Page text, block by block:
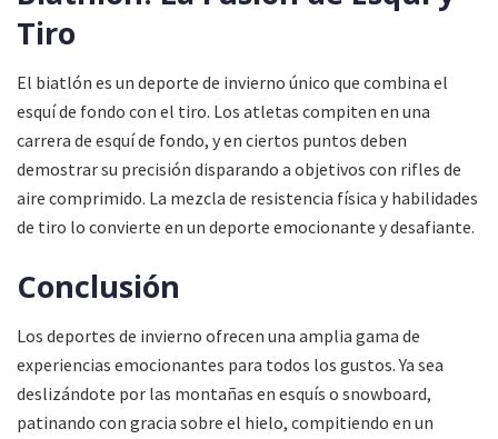
Tiro
El biatlón es un deporte de invierno único que combina el
esquí de fondo con el tiro. Los atletas compiten en una
carrera de esquí de fondo, y en ciertos puntos deben
demostrar su precisión disparando a objetivos con rifles de
aire comprimido. La mezcla de resistencia física y habilidades
de tiro lo convierte en un deporte emocionante y desafiante.
Conclusión
Los deportes de invierno ofrecen una amplia gama de
experiencias emocionantes para todos los gustos. Ya sea
deslizándote por las montañas en esquís o snowboard,
patinando con gracia sobre el hielo, compitiendo en un